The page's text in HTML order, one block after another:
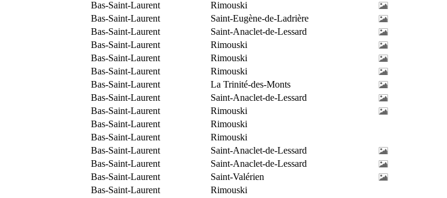
Bas-Saint-Laurent
Rimouski
Bas-Saint-Laurent
Saint-Eugène-de-Ladrière
Bas-Saint-Laurent
Saint-Anaclet-de-Lessard
Bas-Saint-Laurent
Rimouski
Bas-Saint-Laurent
Rimouski
Bas-Saint-Laurent
Rimouski
Bas-Saint-Laurent
La Trinité-des-Monts
Bas-Saint-Laurent
Saint-Anaclet-de-Lessard
Bas-Saint-Laurent
Rimouski
Bas-Saint-Laurent
Rimouski
Bas-Saint-Laurent
Rimouski
Bas-Saint-Laurent
Saint-Anaclet-de-Lessard
Bas-Saint-Laurent
Saint-Anaclet-de-Lessard
Bas-Saint-Laurent
Saint-Valérien
Bas-Saint-Laurent Rimouski